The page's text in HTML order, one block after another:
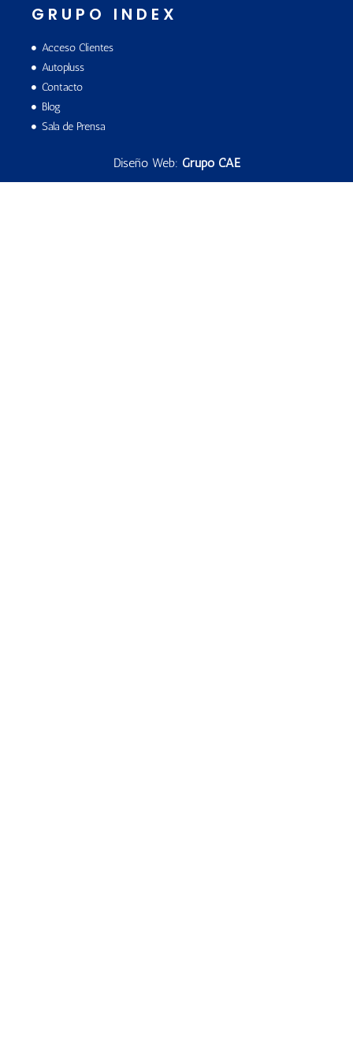
GRUPO INDEX
Acceso Clientes
Autopluss
Contacto
Blog
Sala de Prensa
Diseño Web: Grupo CAE